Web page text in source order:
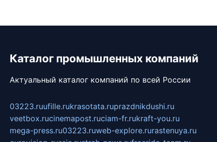
Каталог промышленных компаний
Актуальный каталог компаний по всей России
03223.ruufille.rukrasotata.ruprazdnikdushi.ru
veetbox.rucinemapost.ruciam-fr.rukraft-you.ru
mega-press.ru03223.ruweb-explore.rurastenuya.ru